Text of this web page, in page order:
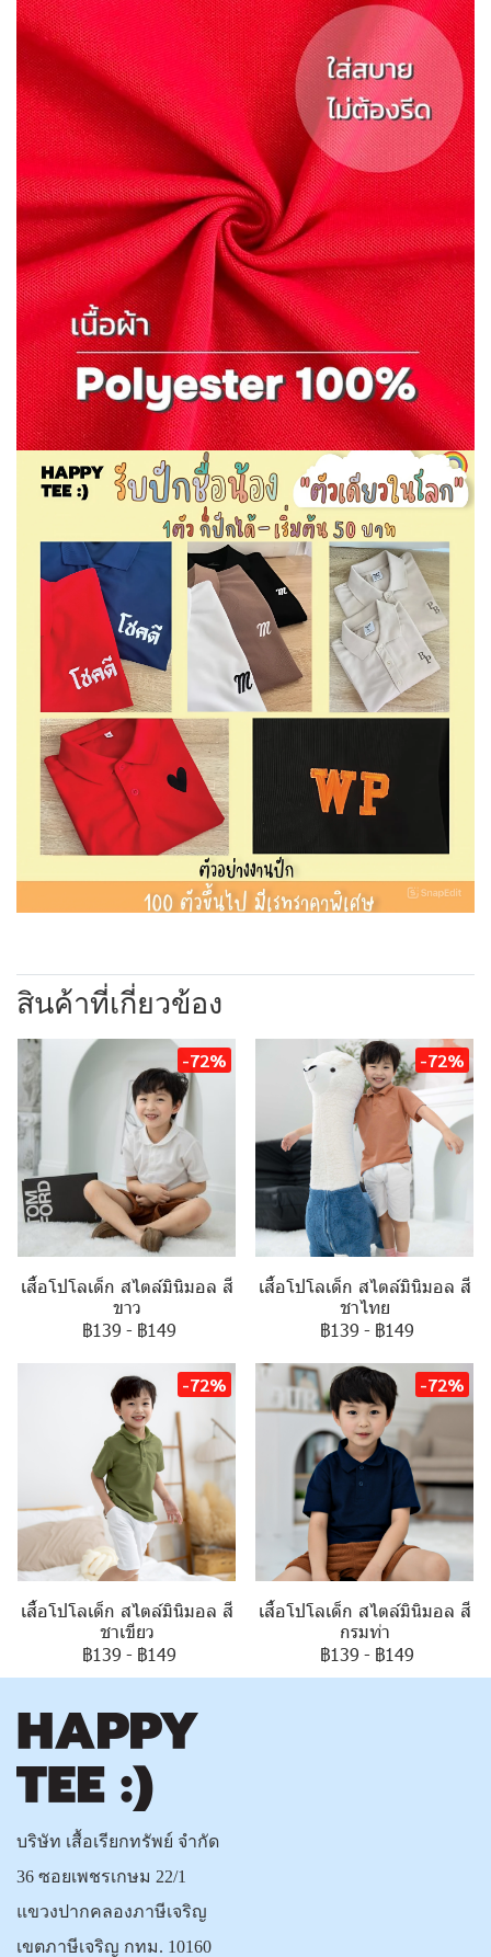
สินค้าที่เกี่ยวข้อง
-72%
เสื้อโปโลเด็ก สไตล์มินิมอล สี
ขาว
฿139 - ฿149
-72%
เสื้อโปโลเด็ก สไตล์มินิมอล สี
ชาไทย
฿139 - ฿149
-72%
เสื้อโปโลเด็ก สไตล์มินิมอล สี
ชาเขียว
฿139 - ฿149
-72%
เสื้อโปโลเด็ก สไตล์มินิมอล สี
กรมท่า
฿139 - ฿149
บริษัท เสื้อเรียกทรัพย์ จำกัด
36 ซอยเพชรเกษม 22/1
แขวงปากคลองภาษีเจริญ
เขตภาษีเจริญ กทม. 10160